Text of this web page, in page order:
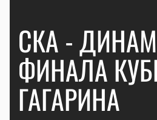
СКА -
ФИНАЛА
ГАГАРИНА